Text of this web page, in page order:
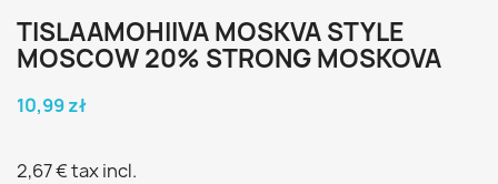
TISLAAMOHIIVA MOSKVA STYLE
MOSCOW 20% STRONG MOSKOVA
10,99 zł
2,67 €tax incl.